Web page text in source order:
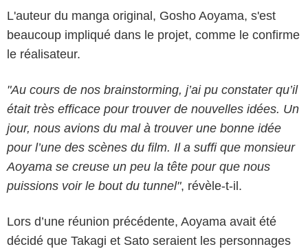
L'auteur du manga original, Gosho Aoyama, s'est
beaucoup impliqué dans le projet, comme le confirme
le réalisateur.
"Au cours de nos brainstorming, j’ai pu constater qu’il
était très efficace pour trouver de nouvelles idées. Un
jour, nous avions du mal à trouver une bonne idée
pour l’une des scènes du film. Il a suffi que monsieur
Aoyama se creuse un peu la tête pour que nous
puissions voir le bout du tunnel", révèle-t-il.
Lors d’une réunion précédente, Aoyama avait été
décidé que Takagi et Sato seraient les personnages